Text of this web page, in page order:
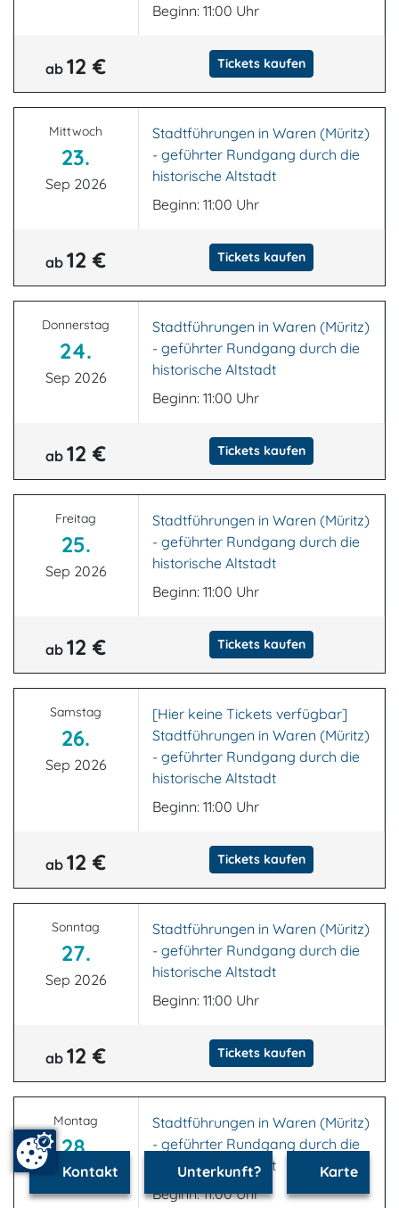
Beginn: 11:00 Uhr
ab12 € Tickets kaufen
Mittwoch
23.
Sep 2026
Stadtführungen in Waren (Müritz)
- geführter Rundgang durch die
historische Altstadt
Beginn: 11:00 Uhr
ab12 € Tickets kaufen
Donnerstag
24.
Sep 2026
Stadtführungen in Waren (Müritz)
- geführter Rundgang durch die
historische Altstadt
Beginn: 11:00 Uhr
ab12 € Tickets kaufen
Freitag
25.
Sep 2026
Stadtführungen in Waren (Müritz)
- geführter Rundgang durch die
historische Altstadt
Beginn: 11:00 Uhr
ab12 € Tickets kaufen
Samstag
26.
Sep 2026
[Hier keine Tickets verfügbar]
Stadtführungen in Waren (Müritz)
- geführter Rundgang durch die
historische Altstadt
Beginn: 11:00 Uhr
ab12 € Tickets kaufen
Sonntag
27.
Sep 2026
Stadtführungen in Waren (Müritz)
- geführter Rundgang durch die
historische Altstadt
Beginn: 11:00 Uhr
ab12 € Tickets kaufen
Montag
28.
Sep 2026
Stadtführungen in Waren (Müritz)
- geführter Rundgang durch die
historische Altstadt
Beginn: 11:00 Uhr
Kontakt Unterkunft? Karte